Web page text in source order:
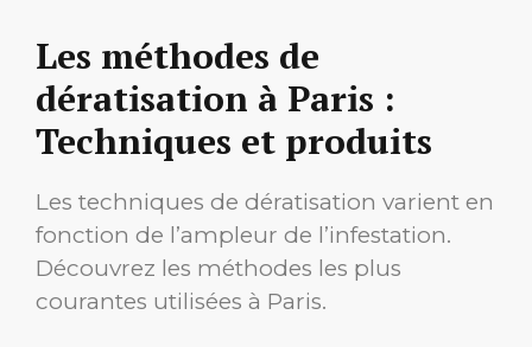
Les méthodes de
dératisation à Paris :
Techniques et produits
Les techniques de dératisation varient en
fonction de l’ampleur de l’infestation.
Découvrez les méthodes les plus
courantes utilisées à Paris.